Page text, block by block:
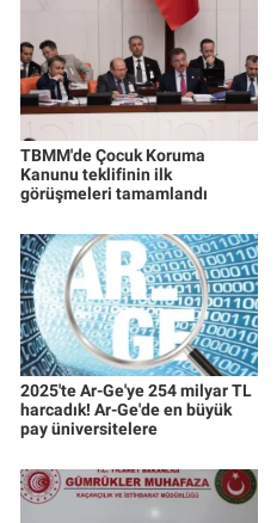
TBMM'de Çocuk Koruma
Kanunu teklifinin ilk
görüşmeleri tamamlandı
2025'te Ar-Ge'ye 254 milyar TL
harcadık! Ar-Ge'de en büyük
pay üniversitelere